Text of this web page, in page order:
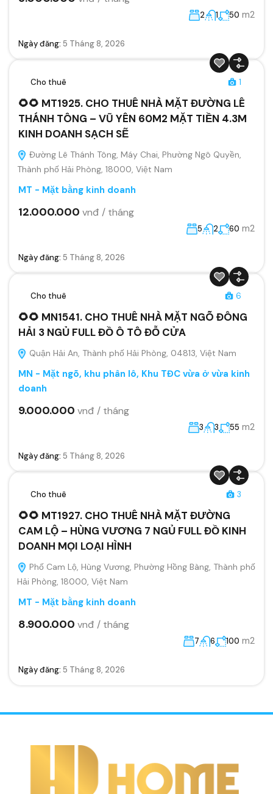
2 1 50 m2
Ngày đăng: 5 Tháng 8, 2026
Cho thuê 1
🌻🌻 MT1925. CHO THUÊ NHÀ MẶT ĐƯỜNG LÊ
THÁNH TÔNG – VŨ YÊN 60M2 MẶT TIỀN 4.3M
KINH DOANH SẠCH SẼ
Đường Lê Thánh Tông, Máy Chai, Phường Ngô Quyền,
Thành phố Hải Phòng, 18000, Việt Nam
MT - Mặt bằng kinh doanh
12.000.000 vnđ / tháng
5 2 60 m2
Ngày đăng: 5 Tháng 8, 2026
Cho thuê 6
🌻🌻 MN1541. CHO THUÊ NHÀ MẶT NGÕ ĐÔNG
HẢI 3 NGỦ FULL ĐỒ Ô TÔ ĐỖ CỬA
Quận Hải An, Thành phố Hải Phòng, 04813, Việt Nam
MN - Mặt ngõ, khu phân lô, Khu TĐC vừa ở vừa kinh
doanh
9.000.000 vnđ / tháng
3 3 55 m2
Ngày đăng: 5 Tháng 8, 2026
Cho thuê 3
🌻🌻 MT1927. CHO THUÊ NHÀ MẶT ĐƯỜNG
CAM LỘ – HÙNG VƯƠNG 7 NGỦ FULL ĐỒ KINH
DOANH MỌI LOẠI HÌNH
Phố Cam Lộ, Hùng Vương, Phường Hồng Bàng, Thành phố
Hải Phòng, 18000, Việt Nam
MT - Mặt bằng kinh doanh
8.900.000 vnđ / tháng
7 6 100 m2
Ngày đăng: 5 Tháng 8, 2026